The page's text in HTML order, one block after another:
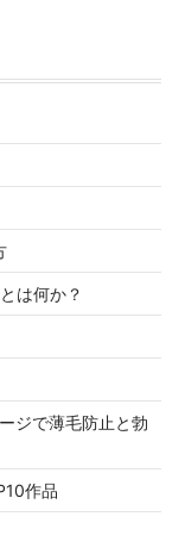
は何か？
ジで薄毛防止と勃
作品